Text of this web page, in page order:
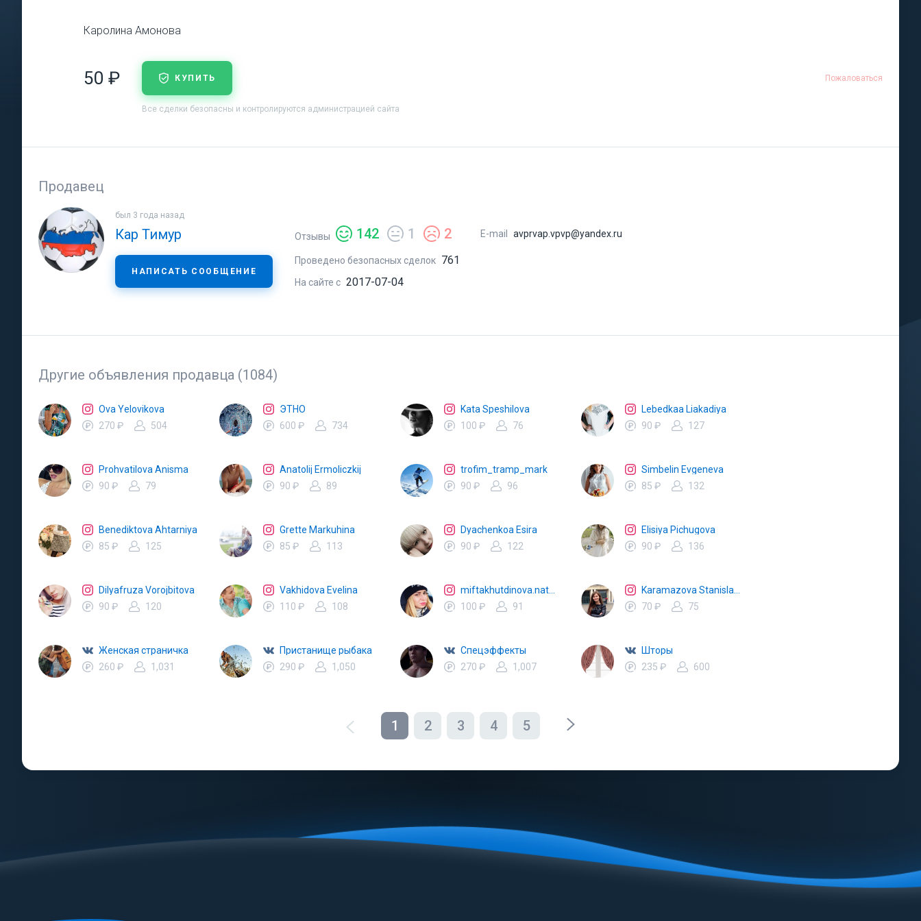
Каролина Амонова
50 ₽ КУПИТЬ
Все сделки безопасны и контролируются администрацией сайта
Пожаловаться
Продавец
был 3 года назад
Кар Тимур
НАПИСАТЬ СООБЩЕНИЕ
Отзывы 142 1 2
Проведено безопасных сделок 761
На сайте с 2017-07-04
E-mail avprvap.vpvp@yandex.ru
Другие объявления продавца (1084)
Ova Yelovikova
270 ₽
504
ЭТНО
600 ₽
734
Kata Speshilova
100 ₽
76
Lebedkaa Liakadiya
90 ₽
127
Prohvatilova Anisma
90 ₽
79
Anatolij Ermoliczkij
90 ₽
89
trofim_tramp_mark
90 ₽
96
Simbelin Evgeneva
85 ₽
132
Benediktova Ahtarniya
85 ₽
125
Grette Markuhina
85 ₽
113
Dyachenkoa Esira
90 ₽
122
Elisiya Pichugova
90 ₽
136
Dilyafruza Vorojbitova
90 ₽
120
Vakhidova Evelina
110 ₽
108
100 ₽
91
70 ₽
75
Женская страничка
260 ₽
1,031
Пристанище рыбака
290 ₽
1,050
Спецэффекты
270 ₽
1,007
Шторы
235 ₽
600
1 2 3 4 5